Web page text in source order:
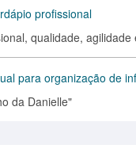
profissional
qualidade,
para organização de
da Danielle"